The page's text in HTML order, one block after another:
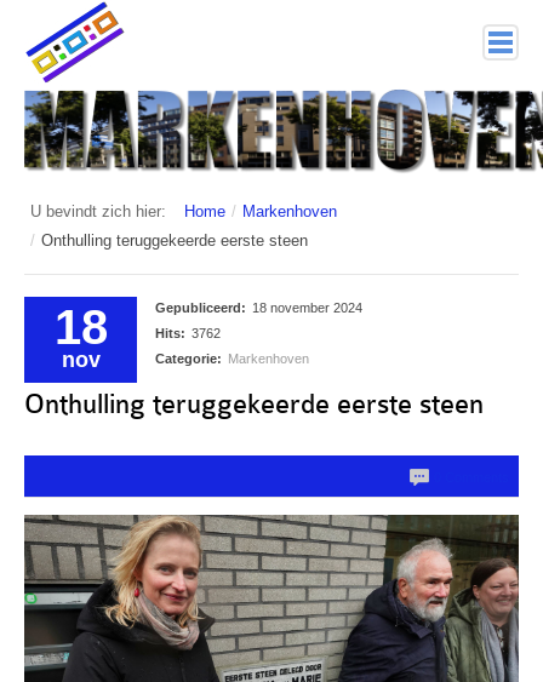
home
Markenhoven
Documenten
Veiligheid (mijn buurt van politie.nl)
Nieuwsbrieven
Historie
Bestuur en Commissies
Leesinformatie
Hof 2
Hof 3
U bevindt zich hier: Home / Markenhoven
/ Onthulling teruggekeerde eerste steen
18
nov
Gepubliceerd: 18 november 2024
Hits: 3762
Categorie: Markenhoven
Onthulling teruggekeerde eerste steen